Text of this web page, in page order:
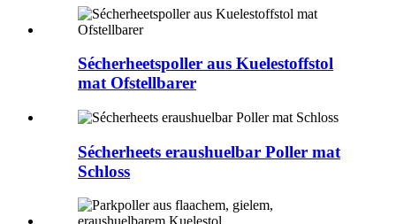
Sécherheetspoller aus Kuelestoffstol
mat Ofstellbarer
Sécherheets eraushuelbar Poller mat
Schloss